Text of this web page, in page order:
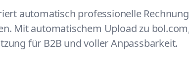
automatisch professionelle
Mit automatischem Upload zu
für B2B und voller Anpassbarkeit.